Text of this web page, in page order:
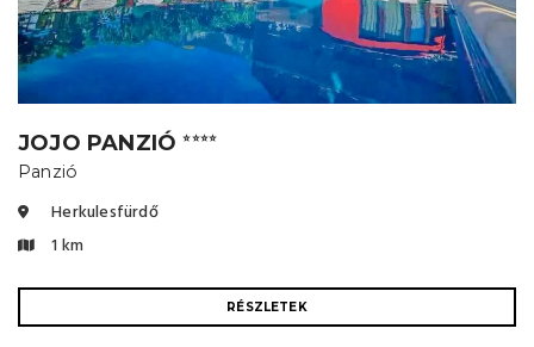
JOJO PANZIÓ⭐⭐⭐⭐
Panzió
Herkulesfürdő
1 km
RÉSZLETEK